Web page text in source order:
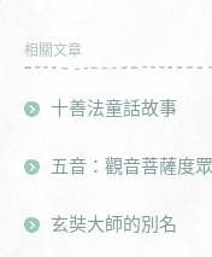
相關文章
十善法童話故事
五音：觀音菩薩度
玄奘大師的別名